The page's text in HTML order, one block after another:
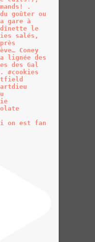
on est fan